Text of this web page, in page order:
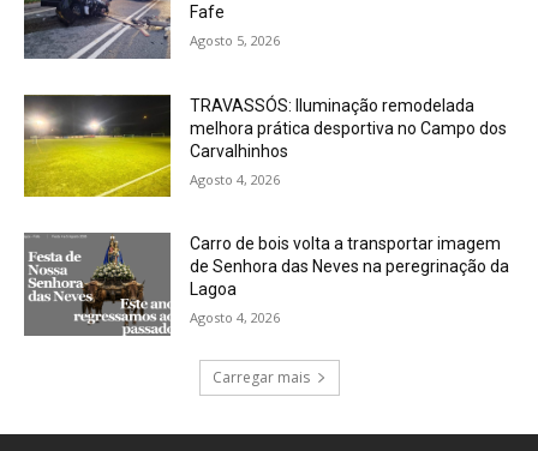
Fafe
Agosto 5, 2026
TRAVASSÓS: Iluminação remodelada
melhora prática desportiva no Campo dos
Carvalhinhos
Agosto 4, 2026
Carro de bois volta a transportar imagem
de Senhora das Neves na peregrinação da
Lagoa
Agosto 4, 2026
Carregar mais